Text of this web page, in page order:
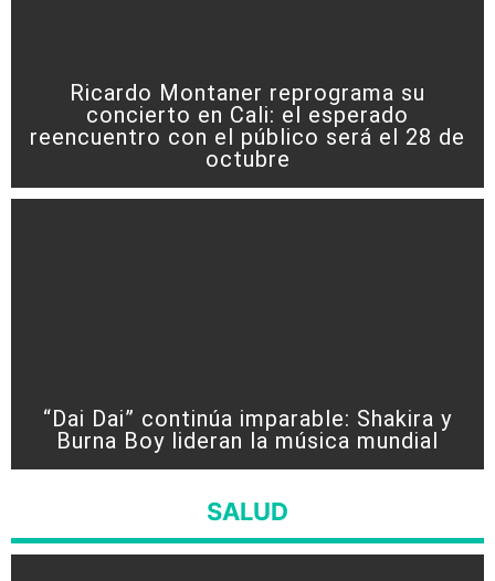
Ricardo Montaner reprograma su
concierto en Cali: el esperado
reencuentro con el público será el 28 de
octubre
“Dai Dai” continúa imparable: Shakira y
Burna Boy lideran la música mundial
SALUD